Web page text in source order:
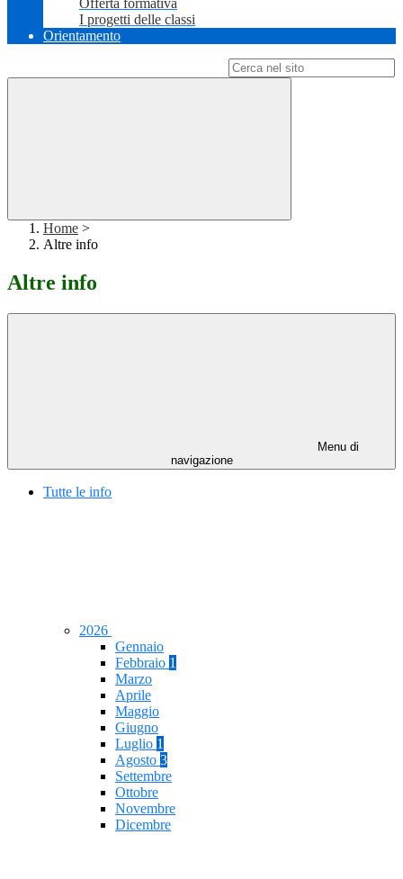
Offerta formativa
I progetti delle classi
Orientamento
Home >
Altre info
Altre info
Menu di
navigazione
Tutte le info
2026
Gennaio
Febbraio 1
Marzo
Aprile
Maggio
Giugno
Luglio 1
Agosto 3
Settembre
Ottobre
Novembre
Dicembre